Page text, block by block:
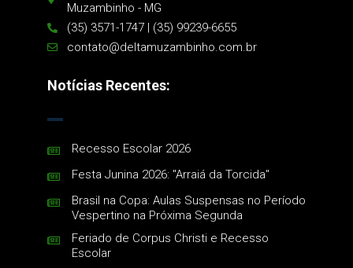
Muzambinho - MG
(35) 3571-1747 | (35) 99239-6655
contato@deltamuzambinho.com.br
Notícias Recentes:
Recesso Escolar 2026
Festa Junina 2026: "Arraiá da Torcida"
Brasil na Copa: Aulas Suspensas no Período
Vespertino na Próxima Segunda
Feriado de Corpus Christi e Recesso
Escolar